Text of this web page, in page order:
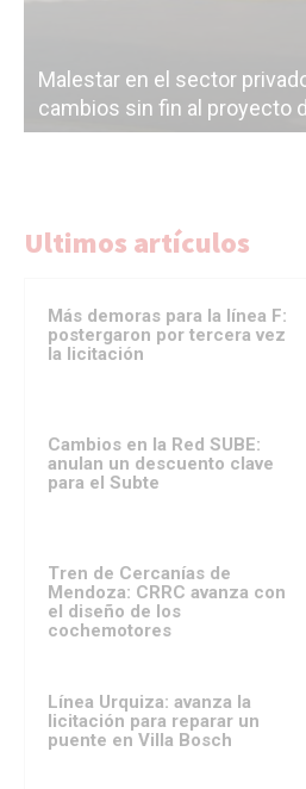
Malestar en el sector
cambios sin fin al proyecto
Ultimos artículos
Más demoras para la línea F:
postergaron por tercera vez
la licitación
Cambios en la Red SUBE:
anulan un descuento clave
para el Subte
Tren de Cercanías de
Mendoza: CRRC avanza con
el diseño de los
cochemotores
Línea Urquiza: avanza la
licitación para reparar un
puente en Villa Bosch